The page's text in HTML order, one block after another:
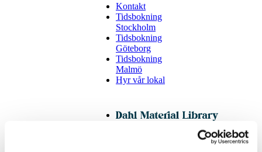
Kontakt
Tidsbokning
Stockholm
Tidsbokning
Göteborg
Tidsbokning
Malmö
Hyr vår lokal